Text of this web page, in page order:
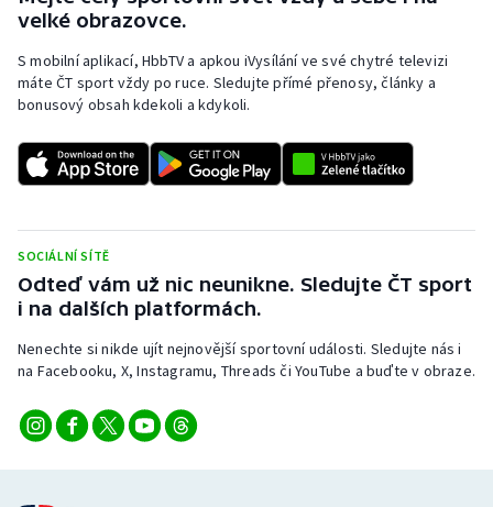
velké obrazovce.
S mobilní aplikací, HbbTV a apkou iVysílání ve své chytré televizi
máte ČT sport vždy po ruce. Sledujte přímé přenosy, články a
bonusový obsah kdekoli a kdykoli.
SOCIÁLNÍ SÍTĚ
Odteď vám už nic neunikne. Sledujte ČT sport
i na dalších platformách.
Nenechte si nikde ujít nejnovější sportovní události. Sledujte nás i
na Facebooku, X, Instagramu, Threads či YouTube a buďte v obraze.